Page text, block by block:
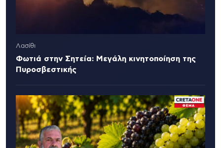
Λασίθι
Φωτιά στην Σητεία: Μεγάλη κινητοποίηση της
Πυροσβεστικής